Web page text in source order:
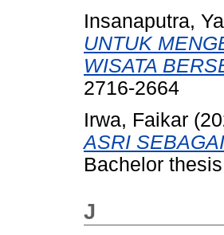
Insanaputra,
UNTUK
WISATA
2716-2664
Irwa, Faikar
ASRI
Bachelor
J